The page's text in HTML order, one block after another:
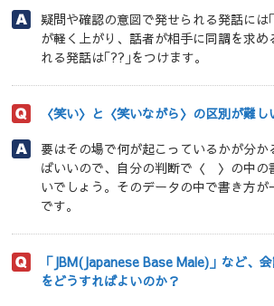
疑問や確認の意図で発せられる発話には
が軽く上がり、話者が相手に同調を求め
れる発話は｢??｣をつけます。
〈笑い〉と〈笑いながら〉の区別が難し
要はその場で何が起こっているかが分か
ばいいので、自分の判断で〈 〉の中の
いでしょう。そのデータの中で書き方が
です。
「JBM(Japanese Base Male)」など、
をどうすればよいのか？